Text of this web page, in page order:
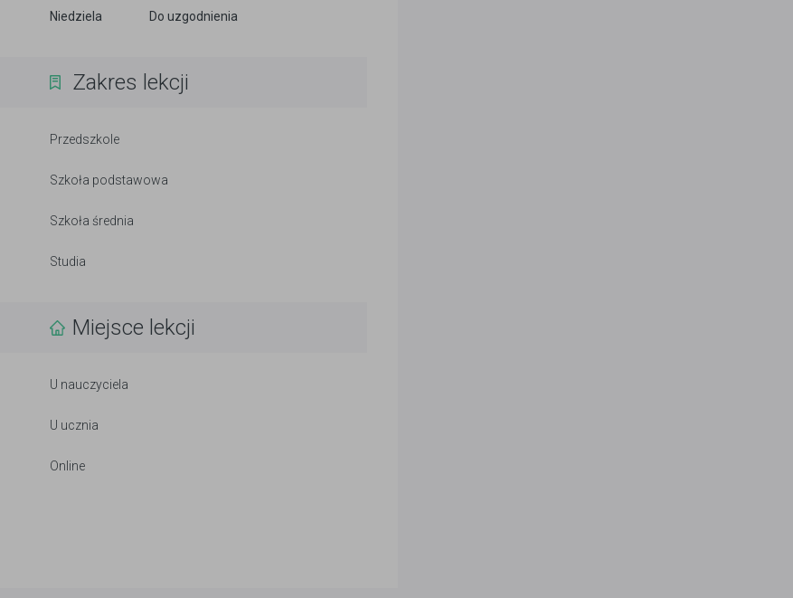
Niedziela Do uzgodnienia
Zakres lekcji
Przedszkole
Szkoła podstawowa
Szkoła średnia
Studia
Miejsce lekcji
U nauczyciela
U ucznia
Online